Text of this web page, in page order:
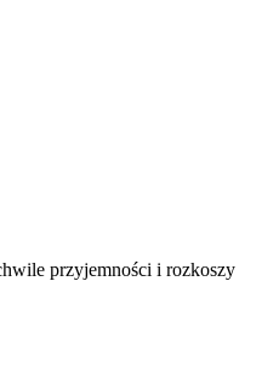
przyjemności i rozkoszy